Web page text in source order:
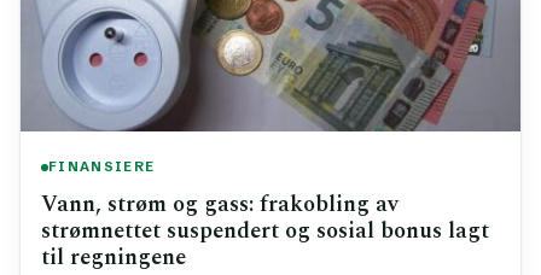
FINANSIERE
Vann, strøm og gass: frakobling av
strømnettet suspendert og sosial bonus lagt
til regningene